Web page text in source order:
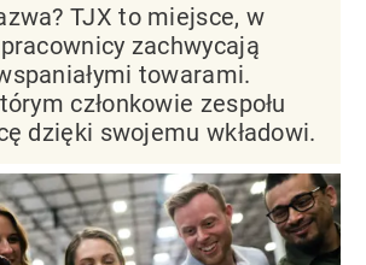
TJX to miejsce, w
zachwycają
towarami.
członkowie zespołu
dzięki swojemu wkładowi.